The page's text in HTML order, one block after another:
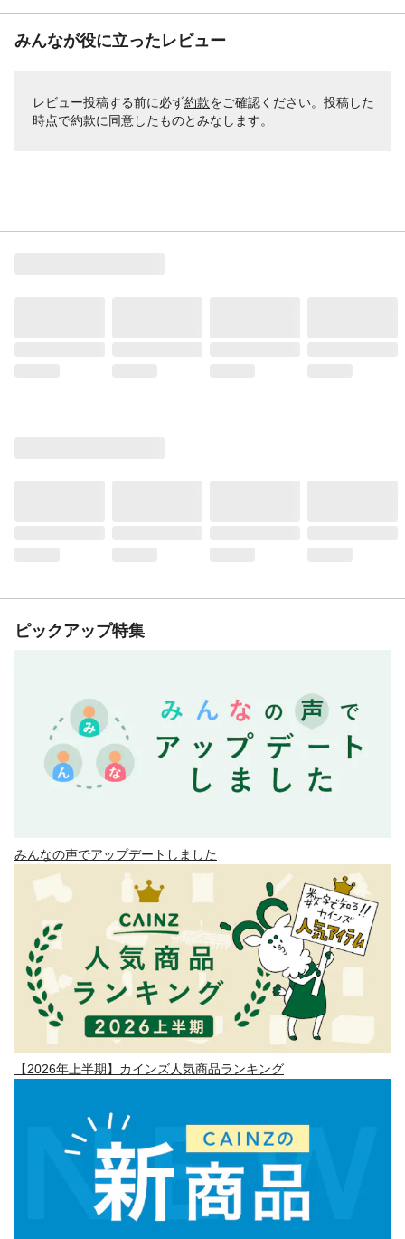
みんなが役に立ったレビュー
レビュー投稿する前に必ず約款をご確認ください。投稿した
時点で約款に同意したものとみなします。
ピックアップ特集
みんなの声でアップデートしました
【2026年上半期】カインズ人気商品ランキング